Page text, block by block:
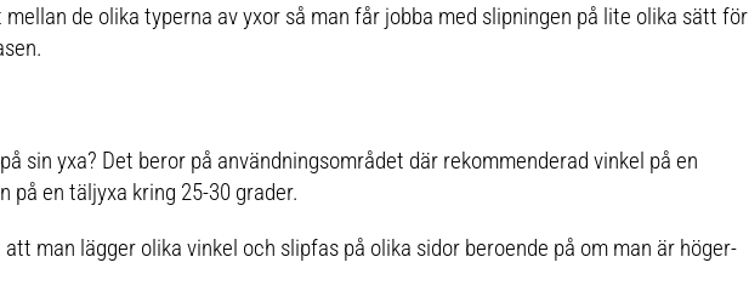
de olika typerna av yxor så man får jobba med slipningen på lite olika sätt för
sin yxa? Det beror på användningsområdet där rekommenderad vinkel på en
på en täljyxa kring 25-30 grader.
man lägger olika vinkel och slipfas på olika sidor beroende på om man är höger-